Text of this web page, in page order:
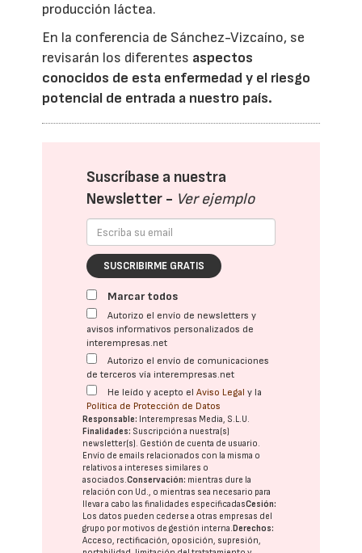
producción láctea.
En la conferencia de Sánchez-Vizcaíno, se
revisarán los diferentes aspectos
conocidos de esta enfermedad y el riesgo
potencial de entrada a nuestro país.
Suscríbase a nuestra
Newsletter - Ver ejemplo
SUSCRIBIRME GRATIS
Marcar todos
Autorizo el envío de newsletters y
avisos informativos personalizados de
interempresas.net
Autorizo el envío de comunicaciones
de terceros vía interempresas.net
He leído y acepto elAviso Legal y la
Política de Protección de Datos
Responsable: Interempresas Media, S.L.U.
Finalidades: Suscripción a nuestra(s)
newsletter(s). Gestión de cuenta de usuario.
Envío de emails relacionados con la misma o
relativos a intereses similares o
asociados.Conservación: mientras dure la
relación con Ud., o mientras sea necesario para
llevar a cabo las finalidades especificadasCesión:
Los datos pueden cederse a otras empresas del
grupo por motivos de gestión interna. Derechos:
Acceso, rectificación, oposición, supresión,